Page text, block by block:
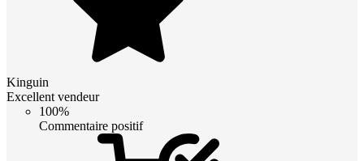
Kinguin
Excellent vendeur
100%
Commentaire positif